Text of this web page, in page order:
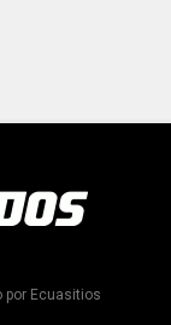
por Ecuasitios